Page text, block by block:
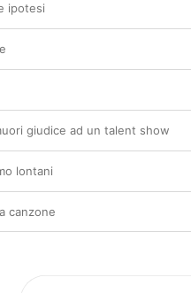
ipotesi
giudice ad un talent show
lontani
canzone